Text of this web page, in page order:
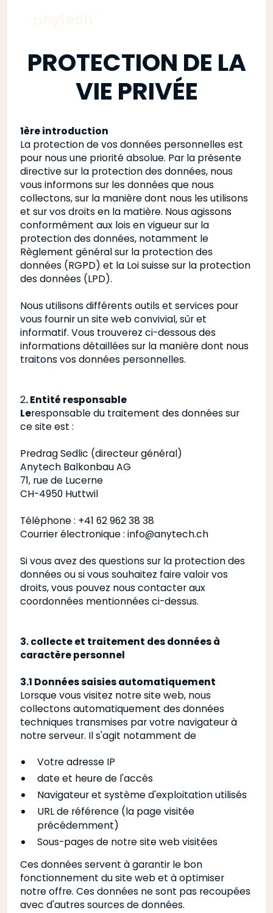
PROTECTION DE LA
VIE PRIVÉE
1ère introduction
La protection de vos données personnelles est
pour nous une priorité absolue. Par la présente
directive sur la protection des données, nous
vous informons sur les données que nous
collectons, sur la manière dont nous les utilisons
et sur vos droits en la matière. Nous agissons
conformément aux lois en vigueur sur la
protection des données, notamment le
Règlement général sur la protection des
données (RGPD) et la Loi suisse sur la protection
des données (LPD).
Nous utilisons différents outils et services pour
vous fournir un site web convivial, sûr et
informatif. Vous trouverez ci-dessous des
informations détaillées sur la manière dont nous
traitons vos données personnelles.
2. Entité responsable
‍Leresponsable du traitement des données sur
ce site est :
Predrag Sedlic (directeur général)
Anytech Balkonbau AG
71, rue de Lucerne
CH-4950 Huttwil
Téléphone : +41 62 962 38 38
Courrier électronique :info@anytech.ch
Si vous avez des questions sur la protection des
données ou si vous souhaitez faire valoir vos
droits, vous pouvez nous contacter aux
coordonnées mentionnées ci-dessus.
3. collecte et traitement des données à
caractère personnel
3.1 Données saisies automatiquement
Lorsque vous visitez notre site web, nous
collectons automatiquement des données
techniques transmises par votre navigateur à
notre serveur. Il s'agit notamment de
Votre adresse IP
date et heure de l'accès
Navigateur et système d'exploitation utilisés
URL de référence (la page visitée
précédemment)
Sous-pages de notre site web visitées
Ces données servent à garantir le bon
fonctionnement du site web et à optimiser
notre offre. Ces données ne sont pas recoupées
avec d'autres sources de données.